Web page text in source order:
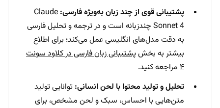
پشتیبانی قوی از چند زبان به‌ویژه فارسی: Claude
Sonnet 4 چندزبانه است و در ترجمه و تحلیل فارسی
به دقت مدل‌های انگلیسی عمل می‌کند؛ برای اطلاع
بیشتر به بخشپشتیبانی زبان فارسی در کلاود سونت
۴ مراجعه کنید.
تحلیل و تولید محتوا با لحن انسانی: توانایی تولید
متن‌هایی با احساس، سبک و لحن مشخص، برای